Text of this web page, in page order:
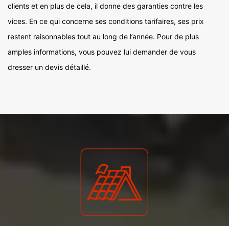
clients et en plus de cela, il donne des garanties contre les
vices. En ce qui concerne ses conditions tarifaires, ses prix
restent raisonnables tout au long de l’année. Pour de plus
amples informations, vous pouvez lui demander de vous
dresser un devis détaillé.